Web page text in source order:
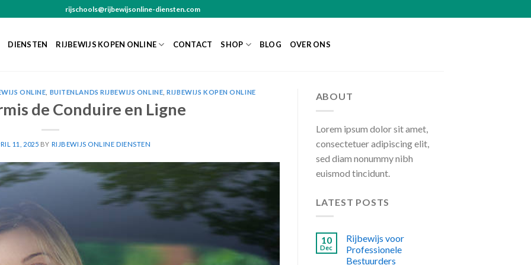
rijschools@rijbewijsonline-diensten.com
DIENSTEN RIJBEWIJS KOPEN ONLINE CONTACT SHOP BLOG OVER ONS
ONLINE BUITENLANDS RIJBEWIJS ONLINE ,RIJBEWIJS KOPEN ONLINE
de Conduire en Ligne
11, 2025 BY RIJBEWIJS ONLINE DIENSTEN
ABOUT
Lorem ipsum dolor sit amet,
consectetuer adipiscing elit,
sed diam nonummy nibh
euismod tincidunt.
LATEST POSTS
10
Dec
Rijbewijs voor
Professionele
Bestuurders